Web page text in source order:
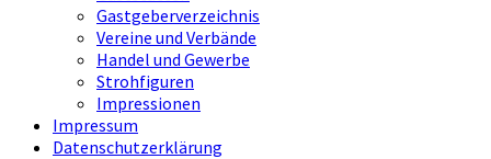
Gastgeberverzeichnis
Vereine und Verbände
Handel und Gewerbe
Strohfiguren
Impressionen
Impressum
Datenschutzerklärung